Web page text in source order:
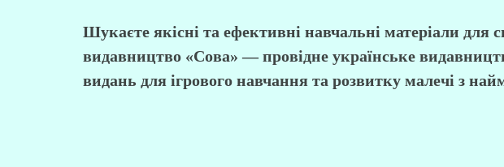
Шукаєте якісні та ефективні навчальні матеріали для
видавництво «Сова» — провідне українське
видань для ігрового навчання та розвитку малечі з